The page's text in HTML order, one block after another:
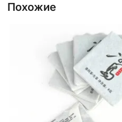
Похожие